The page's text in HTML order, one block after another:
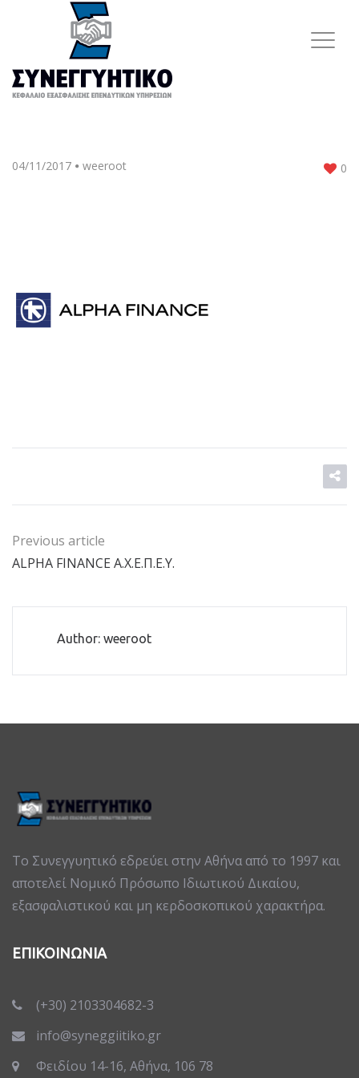
04/11/2017 weeroot 0
Previous article
ALPHA FINANCE Α.Χ.Ε.Π.Ε.Υ.
Author: weeroot
Το Συνεγγυητικό εδρεύει στην Αθήνα από το 1997 και
αποτελεί Νομικό Πρόσωπο Ιδιωτικού Δικαίου,
εξασφαλιστικού και μη κερδοσκοπικού χαρακτήρα.
ΕΠΙΚΟΙΝΩΝΙΑ
(+30) 2103304682-3
info@syneggiitiko.gr
Φειδίου 14-16, Αθήνα, 106 78